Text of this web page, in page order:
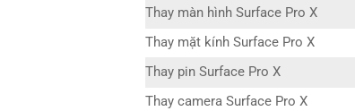
Thay màn hình Surface Pro X
Thay mặt kính Surface Pro X
Thay pin Surface Pro X
Thay camera Surface Pro X